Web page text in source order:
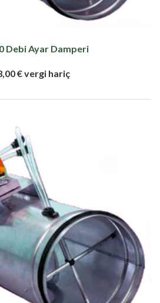
Debi Ayar Damperi
€ vergi hariç